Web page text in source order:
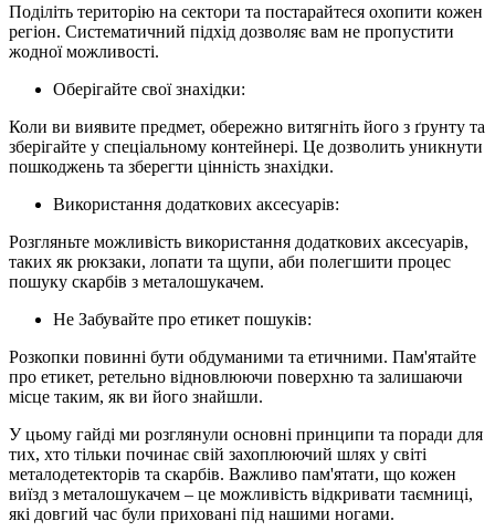
Поділіть територію на сектори та постарайтеся охопити кожен
регіон. Систематичний підхід дозволяє вам не пропустити
жодної можливості.
Оберігайте свої знахідки:
Коли ви виявите предмет, обережно витягніть його з ґрунту та
зберігайте у спеціальному контейнері. Це дозволить уникнути
пошкоджень та зберегти цінність знахідки.
Використання додаткових аксесуарів:
Розгляньте можливість використання додаткових аксесуарів,
таких як рюкзаки, лопати та щупи, аби полегшити процес
пошуку скарбів з металошукачем.
Не Забувайте про етикет пошуків:
Розкопки повинні бути обдуманими та етичними. Пам'ятайте
про етикет, ретельно відновлюючи поверхню та залишаючи
місце таким, як ви його знайшли.
У цьому гайді ми розглянули основні принципи та поради для
тих, хто тільки починає свій захоплюючий шлях у світі
металодетекторів та скарбів. Важливо пам'ятати, що кожен
виїзд з металошукачем – це можливість відкривати таємниці,
які довгий час були приховані під нашими ногами.